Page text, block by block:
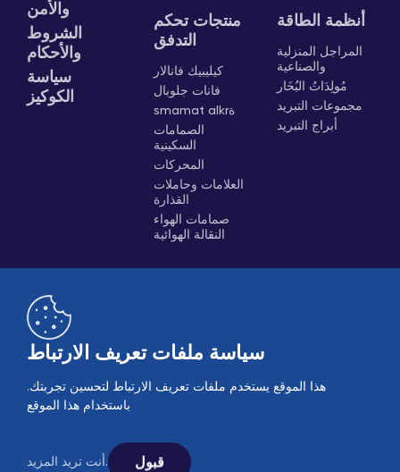
والأمن
الشروط
والأحكام
سياسة
الكوكيز
منتجات تحكم
التدفق
كيليبيك فانالار
فانات جلوبال
smamat alkrة
الصمامات
السكينية
المحركات
العلامات وحاملات
القذارة
صمامات الهواء
النقالة الهوائية
أنظمة الطاقة
المراجل المنزلية
والصناعية
مُولِدَاتُ البُخَار
مجموعات التبريد
أبراج التبريد
سياسة ملفات تعريف الارتباط
هذا الموقع يستخدم ملفات تعريف الارتباط لتحسين تجربتك.
باستخدام هذا الموقع
أنت تريد المزيد. قبول